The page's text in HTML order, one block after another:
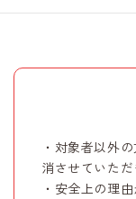
・対象者以外
消させていただ
・安全上の理